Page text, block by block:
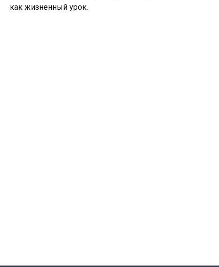
как жизненный урок.